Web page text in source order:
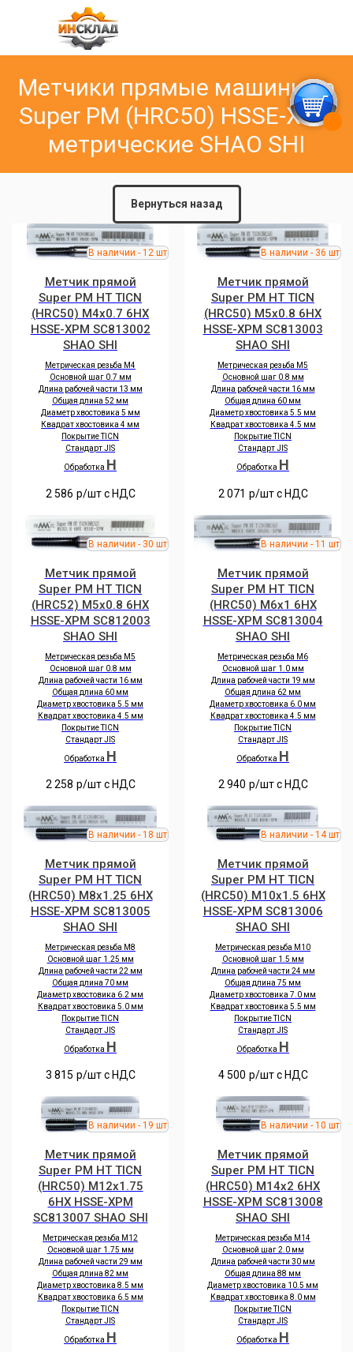
Метчики прямые машинные
Super PM (HRC50) HSSE-XPM
метрические SHAO SHI
Вернуться назад
Метчик прямой
Super PM HT TICN
(HRC50) M4x0.7 6HX
HSSE-XPM SC813002
SHAO SHI
Метрическая резьба M4
Основной шаг 0.7 мм
Длина рабочей части 13 мм
Общая длина 52 мм
Диаметр хвостовика 5 мм
Квадрат хвостовика 4 мм
Покрытие TICN
Стандарт JIS
Обработка H
2 586 р/шт c НДС
Метчик прямой
Super PM HT TICN
(HRC50) M5x0.8 6HX
HSSE-XPM SC813003
SHAO SHI
Метрическая резьба M5
Основной шаг 0.8 мм
Длина рабочей части 16 мм
Общая длина 60 мм
Диаметр хвостовика 5.5 мм
Квадрат хвостовика 4.5 мм
Покрытие TICN
Стандарт JIS
Обработка H
2 071 р/шт c НДС
Метчик прямой
Super PM HT TICN
(HRC52) M5x0.8 6HX
HSSE-XPM SC812003
SHAO SHI
Метрическая резьба M5
Основной шаг 0.8 мм
Длина рабочей части 16 мм
Общая длина 60 мм
Диаметр хвостовика 5.5 мм
Квадрат хвостовика 4.5 мм
Покрытие TICN
Стандарт JIS
Обработка H
2 258 р/шт c НДС
Метчик прямой
Super PM HT TICN
(HRC50) M6x1 6HX
HSSE-XPM SC813004
SHAO SHI
Метрическая резьба M6
Основной шаг 1.0 мм
Длина рабочей части 19 мм
Общая длина 62 мм
Диаметр хвостовика 6.0 мм
Квадрат хвостовика 4.5 мм
Покрытие TICN
Стандарт JIS
Обработка H
2 940 р/шт c НДС
Метчик прямой
Super PM HT TICN
(HRC50) M8x1.25 6HX
HSSE-XPM SC813005
SHAO SHI
Метрическая резьба M8
Основной шаг 1.25 мм
Длина рабочей части 22 мм
Общая длина 70 мм
Диаметр хвостовика 6.2 мм
Квадрат хвостовика 5.0 мм
Покрытие TICN
Стандарт JIS
Обработка H
3 815 р/шт c НДС
Метчик прямой
Super PM HT TICN
(HRC50) M10x1.5 6HX
HSSE-XPM SC813006
SHAO SHI
Метрическая резьба M10
Основной шаг 1.5 мм
Длина рабочей части 24 мм
Общая длина 75 мм
Диаметр хвостовика 7.0 мм
Квадрат хвостовика 5.5 мм
Покрытие TICN
Стандарт JIS
Обработка H
4 500 р/шт c НДС
Метчик прямой
Super PM HT TICN
(HRC50) M12x1.75
6HX HSSE-XPM
SC813007 SHAO SHI
Метрическая резьба M12
Основной шаг 1.75 мм
Длина рабочей части 29 мм
Общая длина 82 мм
Диаметр хвостовика 8.5 мм
Квадрат хвостовика 6.5 мм
Покрытие TICN
Стандарт JIS
Обработка H
Метчик прямой
Super PM HT TICN
(HRC50) M14x2 6HX
HSSE-XPM SC813008
SHAO SHI
Метрическая резьба M14
Основной шаг 2.0 мм
Длина рабочей части 30 мм
Общая длина 88 мм
Диаметр хвостовика 10.5 мм
Квадрат хвостовика 8.0 мм
Покрытие TICN
Стандарт JIS
Обработка H